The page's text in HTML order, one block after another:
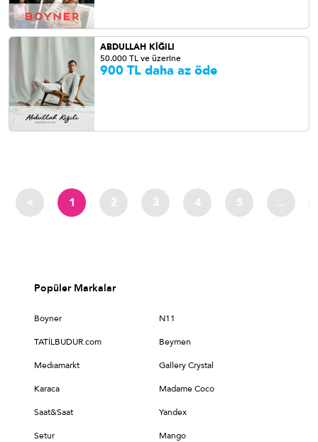
ABDULLAH KİĞILI
50.000 TL ve üzerine
900 TL daha az öde
< 1 2 3 4 5 ...
Popüler Markalar
Boyner N11
TATİLBUDUR.com Beymen
Medıamarkt Gallery Crystal
Karaca Madame Coco
Saat&Saat Yandex
Setur Mango